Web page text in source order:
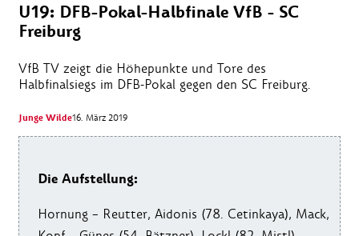
U19: DFB-Pokal-Halbfinale VfB - SC
Freiburg
VfB TV zeigt die Höhepunkte und Tore des
Halbfinalsiegs im DFB-Pokal gegen den SC Freiburg.
Junge Wilde16. März 2019
Die Aufstellung:
Hornung – Reutter, Aidonis (78. Cetinkaya), Mack,